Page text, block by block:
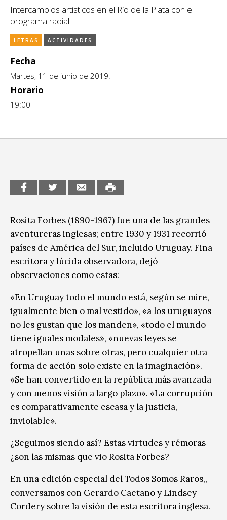
CCE en el interior/libros
Espacio itinerante de lectura infantil
Exposiciones
Formación
Género y Diversidad
Infantil y Juvenil
Letras
Intercambios artísticos en el Río de la Plata con el
programa radial
LETRAS ACTIVIDADES
Fecha
Martes, 11 de junio de 2019.
Horario
19:00
Rosita Forbes (1890-1967) fue una de las grandes
aventureras inglesas; entre 1930 y 1931 recorrió
países de América del Sur, incluido Uruguay. Fina
escritora y lúcida observadora, dejó
observaciones como estas:
«En Uruguay todo el mundo está, según se mire,
igualmente bien o mal vestido», «a los uruguayos
no les gustan que los manden», «todo el mundo
tiene iguales modales», «nuevas leyes se
atropellan unas sobre otras, pero cualquier otra
forma de acción solo existe en la imaginación».
«Se han convertido en la república más avanzada
y con menos visión a largo plazo». «La corrupción
es comparativamente escasa y la justicia,
inviolable».
¿Seguimos siendo así? Estas virtudes y rémoras
¿son las mismas que vio Rosita Forbes?
En una edición especial del Todos Somos Raros,,
conversamos con Gerardo Caetano y Lindsey
Cordery sobre la visión de esta escritora inglesa.